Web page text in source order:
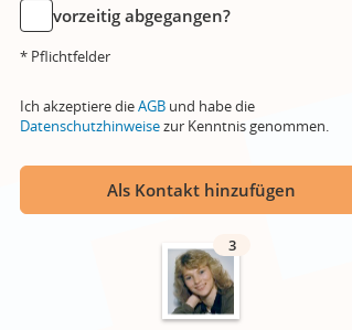
vorzeitig abgegangen?
* Pflichtfelder
Ich akzeptiere dieAGB und habe die
Datenschutzhinweisezur Kenntnis genommen.
Als Kontakt hinzufügen
3